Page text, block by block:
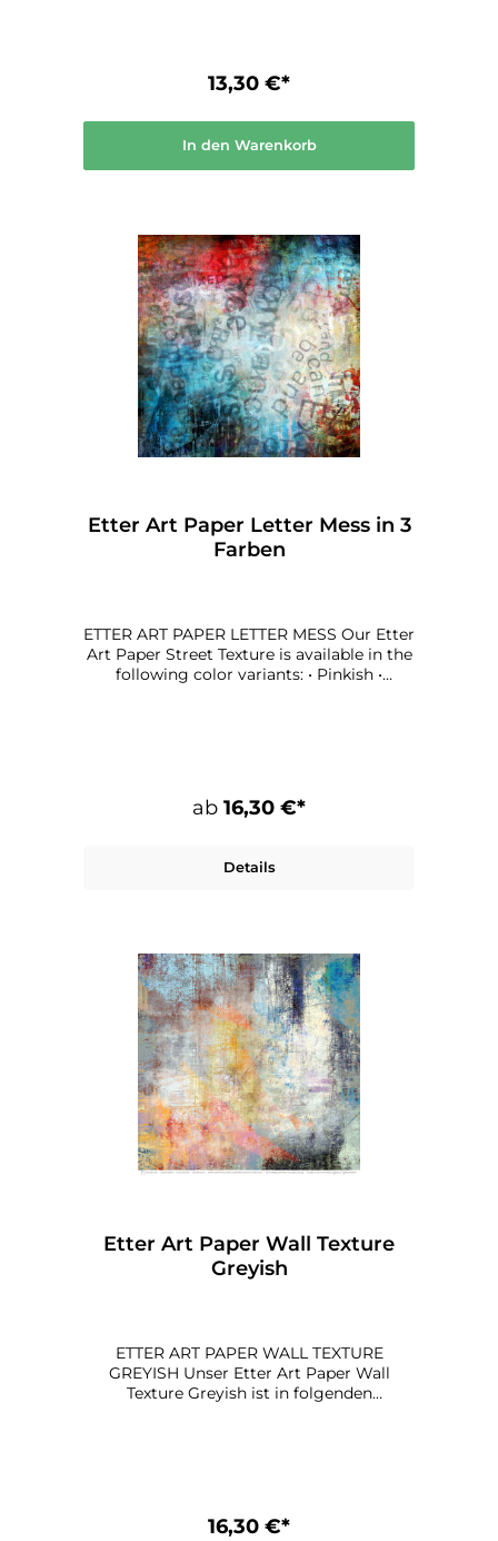
13,30 €*
In den Warenkorb
Etter Art Paper Letter Mess in 3
Farben
ETTER ART PAPER LETTER MESS Our Etter
Art Paper Street Texture is available in the
following color variants: • Pinkish •
ab 16,30 €*
Details
Etter Art Paper Wall Texture
Greyish
ETTER ART PAPER WALL TEXTURE
GREYISH Unser Etter Art Paper Wall
Texture Greyish ist in folgenden
16,30 €*